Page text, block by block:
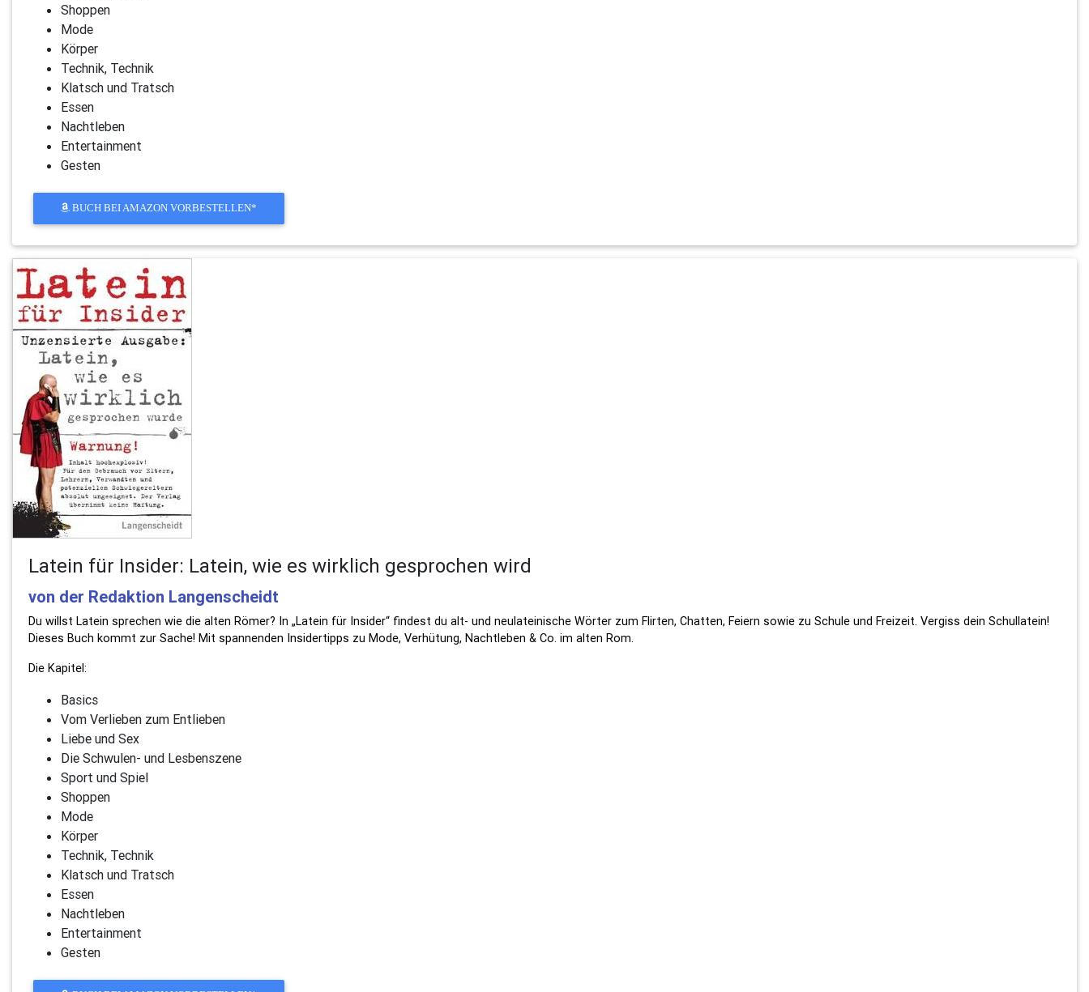
Shoppen
Mode
Körper
Technik, Technik
Klatsch und Tratsch
Essen
Nachtleben
Entertainment
Gesten
BUCH BEI AMAZON VORBESTELLEN*
Latein für Insider: Latein, wie es wirklich gesprochen wird
von der Redaktion Langenscheidt
Du willst Latein sprechen wie die alten Römer? In „Latein für Insider“ findest du alt- und neulateinische Wörter zum Flirten, Chatten, Feiern sowie zu Schule und Freizeit. Vergiss dein Schullatein!
Dieses Buch kommt zur Sache! Mit spannenden Insidertipps zu Mode, Verhütung, Nachtleben & Co. im alten Rom.
Die Kapitel:
Basics
Vom Verlieben zum Entlieben
Liebe und Sex
Die Schwulen- und Lesbenszene
Sport und Spiel
Shoppen
Mode
Körper
Technik, Technik
Klatsch und Tratsch
Essen
Nachtleben
Entertainment
Gesten